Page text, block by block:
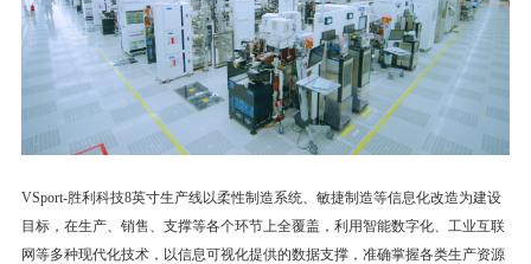
VSport-胜利科技8英寸生产线以柔性制造系统、敏捷制造等信息化改造为建设
目标，在生产、销售、支撑等各个环节上全覆盖，利用智能数字化、工业互联
网等多种现代化技术，以信息可视化提供的数据支撑，准确掌握各类生产资源